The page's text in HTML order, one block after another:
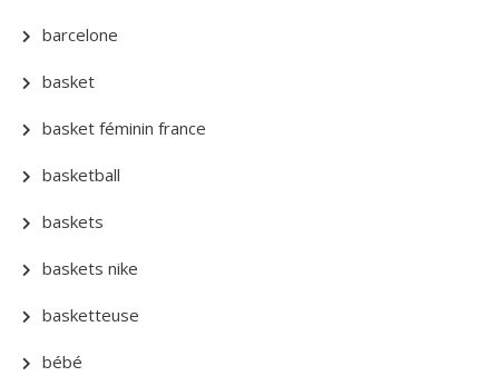
barcelone
basket
basket féminin france
basketball
baskets
baskets nike
basketteuse
bébé